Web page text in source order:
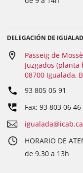
DELEGACIÓN DE
Passeig de
Juzgados (planta
08700 Igualada,
93 805 05 91
Fax: 93 803 06 46
HORARIO DE
de 9.30 a 13h